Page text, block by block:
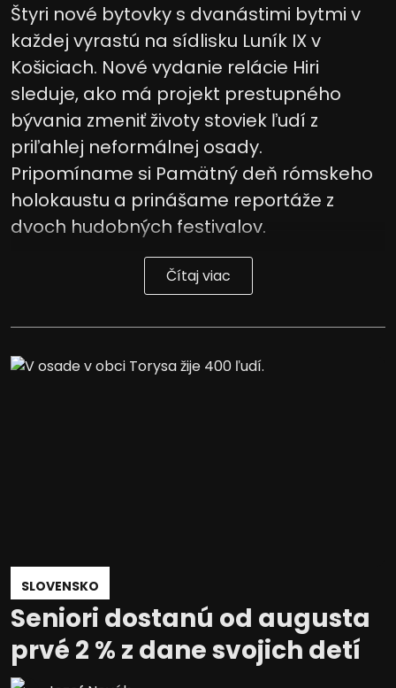
Štyri nové bytovky s dvanástimi bytmi v
každej vyrastú na sídlisku Luník IX v
Košiciach. Nové vydanie relácie Hiri
sleduje, ako má projekt prestupného
bývania zmeniť životy stoviek ľudí z
priľahlej neformálnej osady.
Pripomíname si Pamätný deň rómskeho
holokaustu a prinášame reportáže z
dvoch hudobných festivalov.
Čítaj viac
SLOVENSKO
Seniori dostanú od augusta
prvé 2 % z dane svojich detí